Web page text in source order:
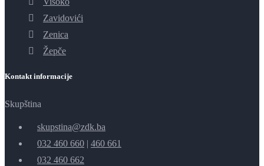
Zavidovići
Zenica
Žepče
Kontakt informacije
Skupština
skupstina@zdk.ba
032 460 660 | 460 661
032 460 662